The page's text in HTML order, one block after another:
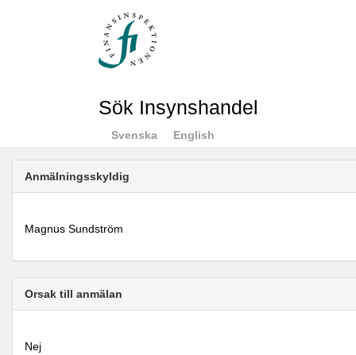
Sök Insynshandel
Svenska English
Anmälningsskyldig
Magnus Sundström
Orsak till anmälan
Nej